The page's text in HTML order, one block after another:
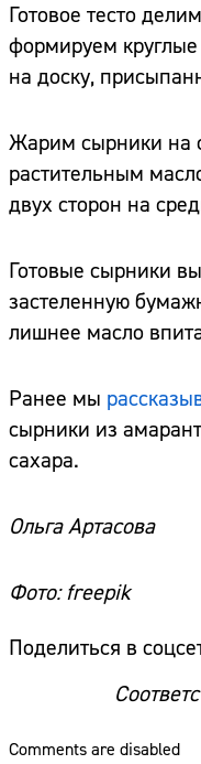
Готовое тесто
формируем
на доску,
Жарим сырники на
растительным
двух сторон на
Готовые сырники
застеленную
лишнее масло
Ранее мы
сырники из
сахара.
Ольга Артасова
Фото: freepik
Поделиться в
Comments are disabled